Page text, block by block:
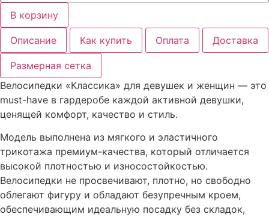
"КЛАССИКА"
женские
В корзину
Описание Как купить Оплата Доставка
Размерная сетка
Велосипедки «Классика» для девушек и женщин — это
must-have в гардеробе каждой активной девушки,
ценящей комфорт, качество и стиль.
Модель выполнена из мягкого и эластичного
трикотажа премиум-качества, который отличается
высокой плотностью и износостойкостью.
Велосипедки не просвечивают, плотно, но свободно
облегают фигуру и обладают безупречным кроем,
обеспечивающим идеальную посадку без складок,